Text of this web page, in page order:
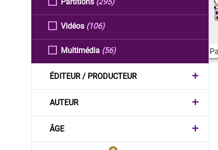
Vidéos (106)
Multimédia (56)
ÉDITEUR / PRODUCTEUR
AUTEUR
ÂGE